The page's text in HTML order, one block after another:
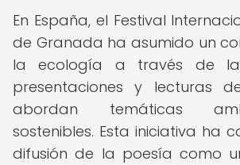
En España, el Festival
de Granada ha asumido un
la ecología a través de la
presentaciones y lecturas
abordan temáticas
sostenibles. Esta iniciativa ha
difusión de la poesía como